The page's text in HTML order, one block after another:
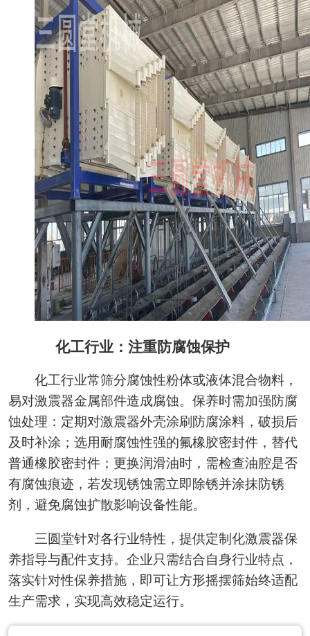
化工行业：注重防腐蚀保护
化工行业常筛分腐蚀性粉体或液体混合物料，
易对激震器金属部件造成腐蚀。保养时需加强防腐
蚀处理：定期对激震器外壳涂刷防腐涂料，破损后
及时补涂；选用耐腐蚀性强的氟橡胶密封件，替代
普通橡胶密封件；更换润滑油时，需检查油腔是否
有腐蚀痕迹，若发现锈蚀需立即除锈并涂抹防锈
剂，避免腐蚀扩散影响设备性能。
三圆堂针对各行业特性，提供定制化激震器保
养指导与配件支持。企业只需结合自身行业特点，
落实针对性保养措施，即可让方形摇摆筛始终适配
生产需求，实现高效稳定运行。